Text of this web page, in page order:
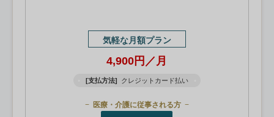
気軽な月額プラン
4,900円／月
[支払方法] クレジットカード払い
医療・介護に従事される方